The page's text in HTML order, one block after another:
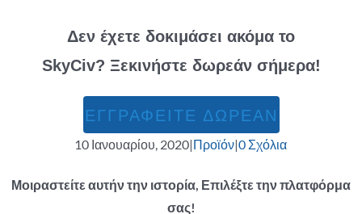
Δεν έχετε δοκιμάσει ακόμα το
SkyCiv? Ξεκινήστε δωρεάν σήμερα!
ΕΓΓΡΑΦΕΙΤΕ ΔΩΡΕΑΝ
10 Ιανουαρίου, 2020|Προϊόν|0 Σχόλια
Μοιραστείτε αυτήν την ιστορία, Επιλέξτε την πλατφόρμα
σας!